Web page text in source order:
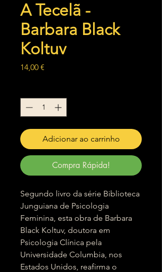
A Tecelã -
Barbara Black
Koltuv
14,00 €
Adicionar ao carrinho
Compra Rápida!
Segundo livro da série Biblioteca
Junguiana de Psicologia
Feminina, esta obra de Barbara
Black Koltuv, doutora em
Psicologia Clínica pela
Universidade Columbia, nos
Estados Unidos, reafirma o